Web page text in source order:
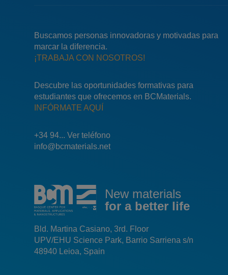
Buscamos personas innovadoras y motivadas para
marcar la diferencia.
¡TRABAJA CON NOSOTROS!
Descubre las oportunidades formativas para
estudiantes que ofrecemos en BCMaterials.
INFÓRMATE AQUÍ
+34 94... Ver teléfono
info@bcmaterials.net
New materials
for a better life
Bld. Martina Casiano, 3rd. Floor
UPV/EHU Science Park, Barrio Sarriena s/n
48940 Leioa, Spain